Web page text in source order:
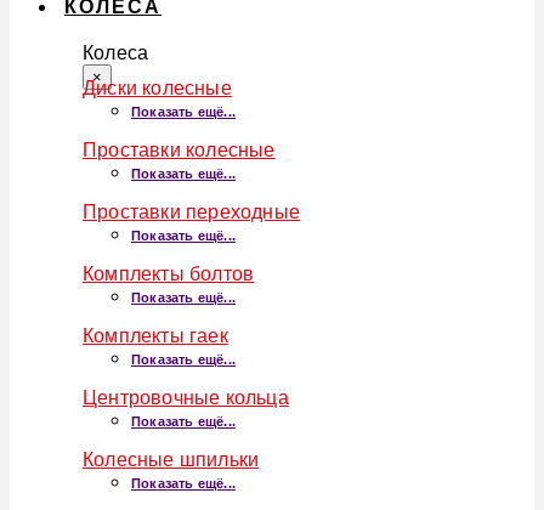
КОЛЕСА
Колеса
×
Диски колесные
Показать ещё...
Проставки колесные
Показать ещё...
Проставки переходные
Показать ещё...
Комплекты болтов
Показать ещё...
Комплекты гаек
Показать ещё...
Центровочные кольца
Показать ещё...
Колесные шпильки
Показать ещё...